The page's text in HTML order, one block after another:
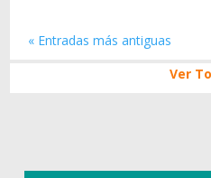
« Entradas más antiguas
Ver